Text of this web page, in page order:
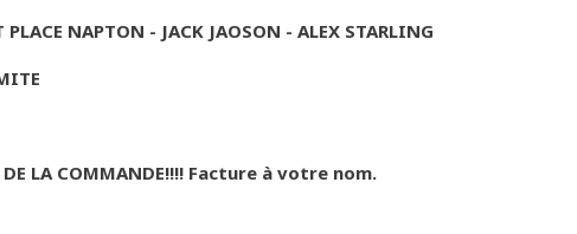
PLACE NAPTON - JACK JAOSON - ALEX STARLING
DE LA COMMANDE!!!! Facture à votre nom.